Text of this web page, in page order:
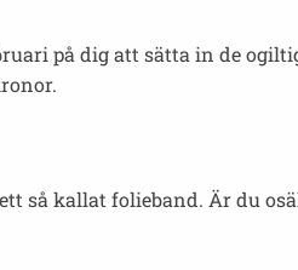
på dig att sätta in de
så kallat folieband. Är du